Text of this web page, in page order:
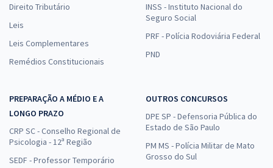
Direito Tributário
Leis
Leis Complementares
Remédios Constitucionais
INSS - Instituto Nacional do
Seguro Social
PRF - Polícia Rodoviária Federal
PND
PREPARAÇÃO A MÉDIO E A
LONGO PRAZO
CRP SC - Conselho Regional de
Psicologia - 12ª Região
SEDF - Professor Temporário
OUTROS CONCURSOS
DPE SP - Defensoria Pública do
Estado de São Paulo
PM MS - Polícia Militar de Mato
Grosso do Sul